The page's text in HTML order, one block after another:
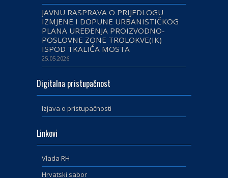
JAVNU RASPRAVA O PRIJEDLOGU
IZMJENE I DOPUNE URBANISTIČKOG
PLANA UREĐENJA PROIZVODNO-
POSLOVNE ZONE TROLOKVE(IK)
ISPOD TKALIĆA MOSTA
25.05.2026
Digitalna pristupačnost
Izjava o pristupačnosti
Linkovi
Vlada RH
Hrvatski sabor